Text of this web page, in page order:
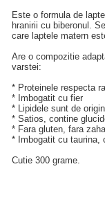
Este o formula de
hranirii cu biberonul.
care laptele matern
Are o compozitie
varstei:
* Proteinele respecta
* Imbogatit cu fier
* Lipidele sunt de
* Satios, contine
* Fara gluten, fara
* Imbogatit cu taurina,
Cutie 300 grame.